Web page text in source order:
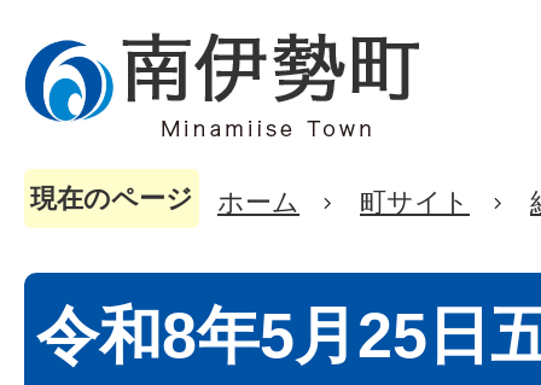
現在のページ ホーム 町サイト
令和8年5月25日